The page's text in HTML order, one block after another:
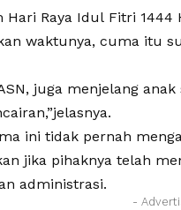
Raya Idul Fitri 1444
waktunya, cuma itu
juga menjelang
ini tidak pernah
jika pihaknya telah
administrasi.
-